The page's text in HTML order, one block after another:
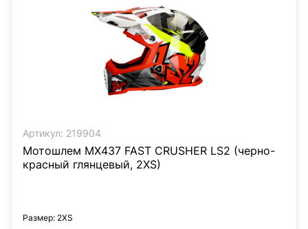
Артикул: 219904
Мотошлем MX437 FAST CRUSHER LS2 (черно-
красный глянцевый, 2XS)
Размер: 2XS